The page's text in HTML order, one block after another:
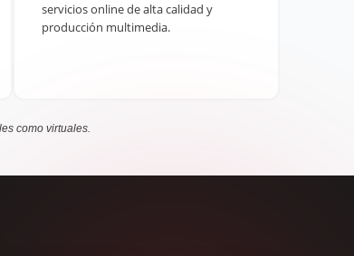
servicios online de alta calidad y
producción multimedia.
como virtuales.